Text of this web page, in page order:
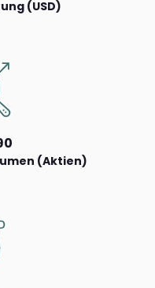
(USD)
(Aktien)